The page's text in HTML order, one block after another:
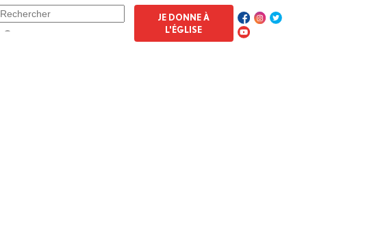
JE DONNE À
L'ÉGLISE